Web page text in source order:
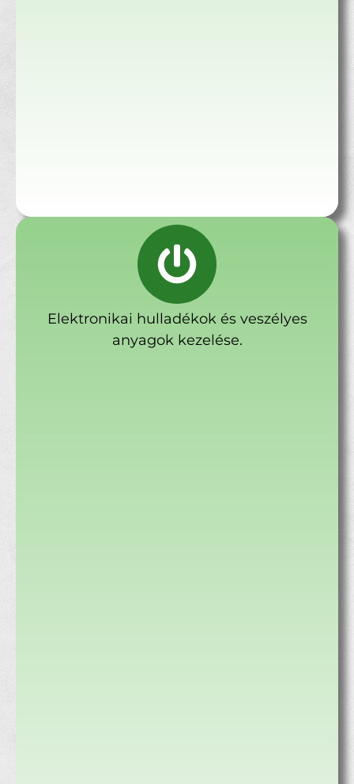
Elektronikai hulladékok és veszélyes
anyagok kezelése.